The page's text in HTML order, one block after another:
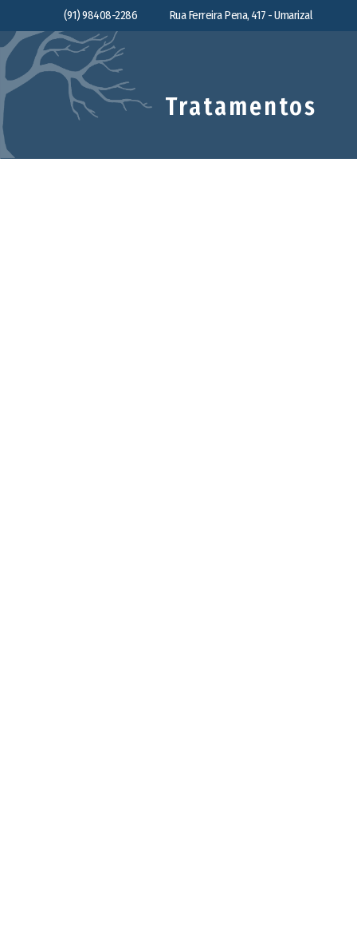
(91) 98408-2286 Rua Ferreira Pena, 417 - Umarizal
Tratamentos